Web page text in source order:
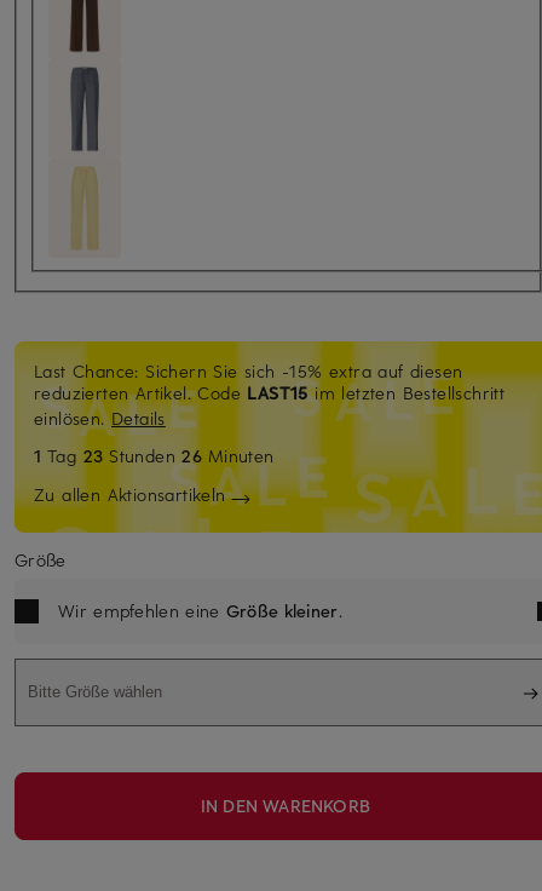
Last Chance: Sichern Sie sich -15% extra auf diesen
reduzierten Artikel. Code LAST15im letzten Bestellschritt
einlösen.Details
1 Tag 23 Stunden26 Minuten
Zu allen Aktionsartikeln
Größe
Wir empfehlen eine Größe kleiner.
Bitte Größe wählen
IN DEN WARENKORB